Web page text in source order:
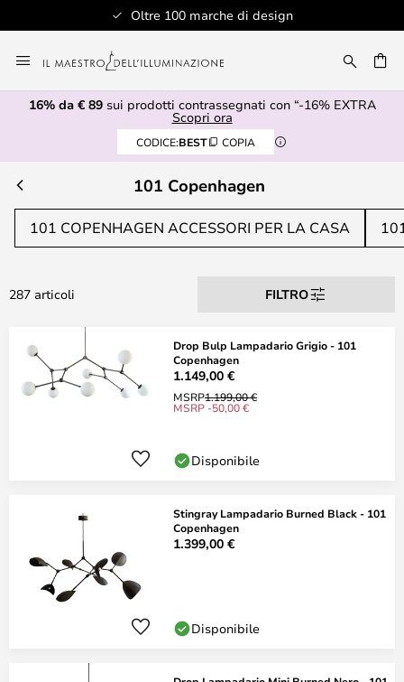
Oltre 100 marche di design
al
contenuto
16% da € 89sui prodotti contrassegnati con “-16% EXTRA
Scopri ora
CODICE:BEST COPIA
101 Copenhagen
101 COPENHAGEN ACCESSORI PER LA CASA
287 articoli FILTRO
Drop Bulp Lampadario Grigio - 101
Copenhagen
1.149,00 €
MSRP1.199,00 €
MSRP -50,00 €
Disponibile
Stingray Lampadario Burned Black - 101
Copenhagen
1.399,00 €
Disponibile